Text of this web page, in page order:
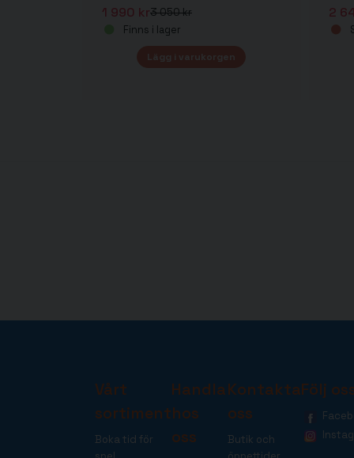
3 050 kr
1 990 kr
Finns i lager
Lägg i varukorgen
2
Vårt
sortiment
Boka tid för
Handla
hos
oss
Kontakta
oss
Butik och
Följ